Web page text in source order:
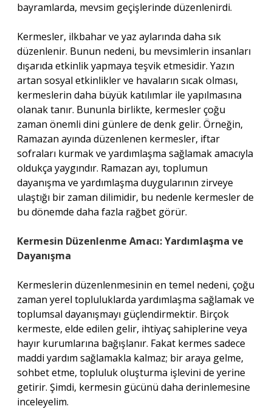
bayramlarda, mevsim geçişlerinde düzenlenirdi.
Kermesler, ilkbahar ve yaz aylarında daha sık
düzenlenir. Bunun nedeni, bu mevsimlerin insanları
dışarıda etkinlik yapmaya teşvik etmesidir. Yazın
artan sosyal etkinlikler ve havaların sıcak olması,
kermeslerin daha büyük katılımlar ile yapılmasına
olanak tanır. Bununla birlikte, kermesler çoğu
zaman önemli dini günlere de denk gelir. Örneğin,
Ramazan ayında düzenlenen kermesler, iftar
sofraları kurmak ve yardımlaşma sağlamak amacıyla
oldukça yaygındır. Ramazan ayı, toplumun
dayanışma ve yardımlaşma duygularının zirveye
ulaştığı bir zaman dilimidir, bu nedenle kermesler de
bu dönemde daha fazla rağbet görür.
Kermesin Düzenlenme Amacı: Yardımlaşma ve
Dayanışma
Kermeslerin düzenlenmesinin en temel nedeni, çoğu
zaman yerel topluluklarda yardımlaşma sağlamak ve
toplumsal dayanışmayı güçlendirmektir. Birçok
kermeste, elde edilen gelir, ihtiyaç sahiplerine veya
hayır kurumlarına bağışlanır. Fakat kermes sadece
maddi yardım sağlamakla kalmaz; bir araya gelme,
sohbet etme, topluluk oluşturma işlevini de yerine
getirir. Şimdi, kermesin gücünü daha derinlemesine
inceleyelim.